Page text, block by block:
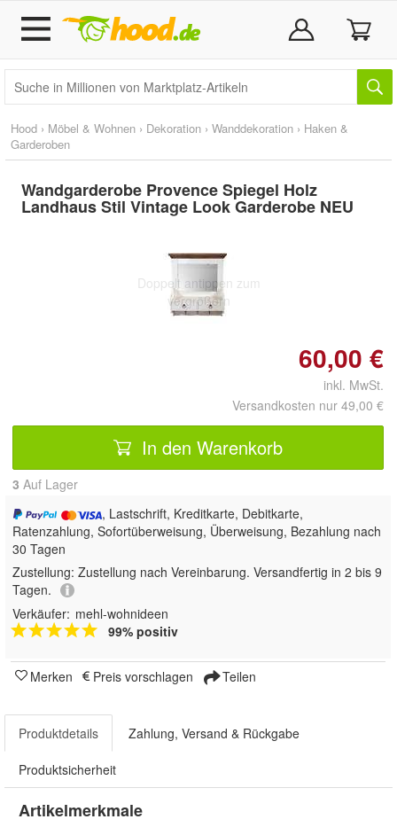
Hood › Möbel & Wohnen › Dekoration › Wanddekoration › Haken &
Garderoben
Wandgarderobe Provence Spiegel Holz
Landhaus Stil Vintage Look Garderobe NEU
Doppelt antippen zum
vergrößern
60,00 €
inkl. MwSt.
Versandkosten nur 49,00 €
In den Warenkorb
3 Auf Lager
, Lastschrift, Kreditkarte, Debitkarte,
Ratenzahlung, Sofortüberweisung, Überweisung, Bezahlung nach
30 Tagen
Zustellung: Zustellung nach Vereinbarung. Versandfertig in 2 bis 9
Tagen.
Verkäufer: mehl-wohnideen
99% positiv
Merken Preis vorschlagen Teilen
Produktdetails Zahlung, Versand & Rückgabe
Produktsicherheit
Artikelmerkmale